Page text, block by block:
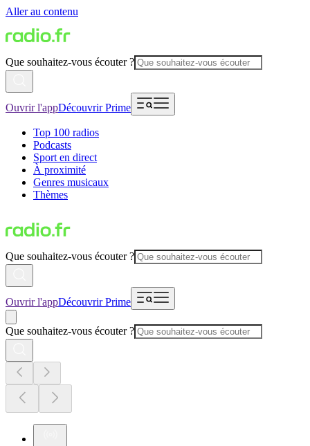
Aller au contenu
Que souhaitez-vous écouter ?
Ouvrir l'appDécouvrir Prime
Top 100 radios
Podcasts
Sport en direct
À proximité
Genres musicaux
Thèmes
Que souhaitez-vous écouter ?
Ouvrir l'appDécouvrir Prime
Que souhaitez-vous écouter ?